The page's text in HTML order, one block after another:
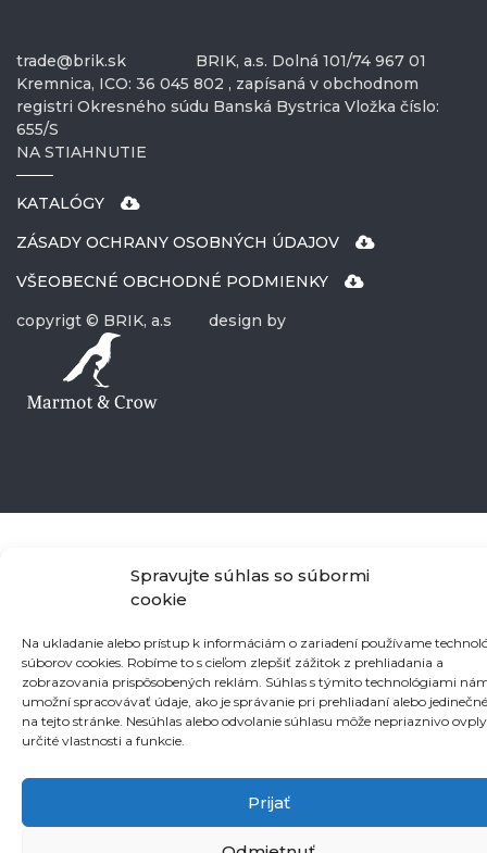
Spravujte súhlas so súbormi
cookie
Na ukladanie alebo prístup k informáciám o zariadení používame
súborov cookies. Robíme to s cieľom zlepšiť zážitok z prehliadania a
zobrazovania prispôsobených reklám. Súhlas s týmito technológiami
umožní spracovávať údaje, ako je správanie pri prehliadaní alebo
na tejto stránke. Nesúhlas alebo odvolanie súhlasu môže nepriaznivo
určité vlastnosti a funkcie.
Prijať
trade@brik.sk
BRIK, a.s. Dolná 101/74 967 01
Kremnica, ICO: 36 045 802 , zapísaná v obchodnom
registri Okresného súdu Banská Bystrica Vložka číslo:
655/S
NA STIAHNUTIE
KATALÓGY
ZÁSADY OCHRANY OSOBNÝCH ÚDAJOV
VŠEOBECNÉ OBCHODNÉ PODMIENKY
copyrigt © BRIK, a.s
design by